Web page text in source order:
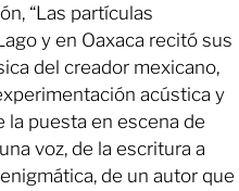
“Las partículas
y en Oaxaca recitó sus
del creador mexicano,
acústica y
puesta en escena de
voz, de la escritura a
de un autor que